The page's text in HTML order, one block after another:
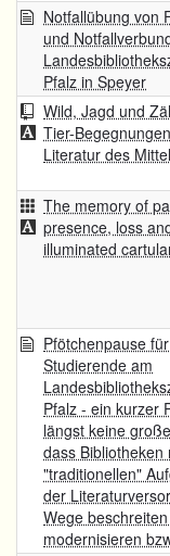
Notfallübung von
und
Pfalz in Speyer
Wild, Jagd und
Tier-
Literatur des
The memory of
presence, loss
illuminated
Pfötchenpause
Studierende am
Pfalz - ein kurzer
längst keine
dass Bibliotheken
"traditionellen"
der
Wege
modernisieren